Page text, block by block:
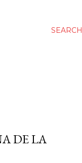
SEARCH
DE LA